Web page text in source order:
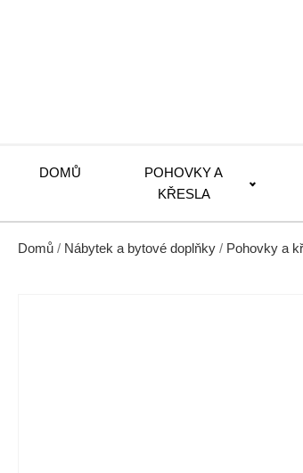
DOMŮ
POHOVKY A
KŘESLA
Domů / Nábytek a bytové doplňky / Pohovky a